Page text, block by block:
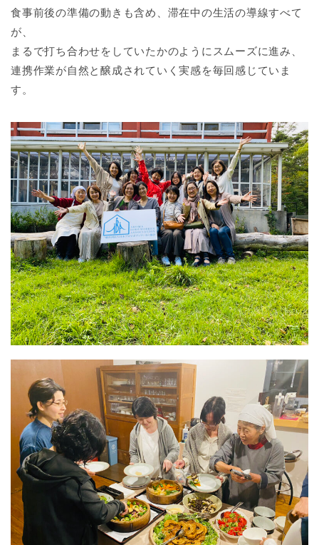
食事前後の準備の動きも含め、滞在中の生活の導線すべて
が、
まるで打ち合わせをしていたかのようにスムーズに進み、
連携作業が自然と醸成されていく実感を毎回感じていま
す。